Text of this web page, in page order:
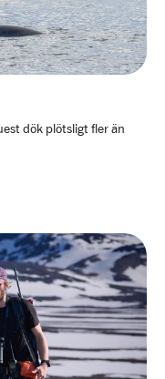
dök plötsligt fler än